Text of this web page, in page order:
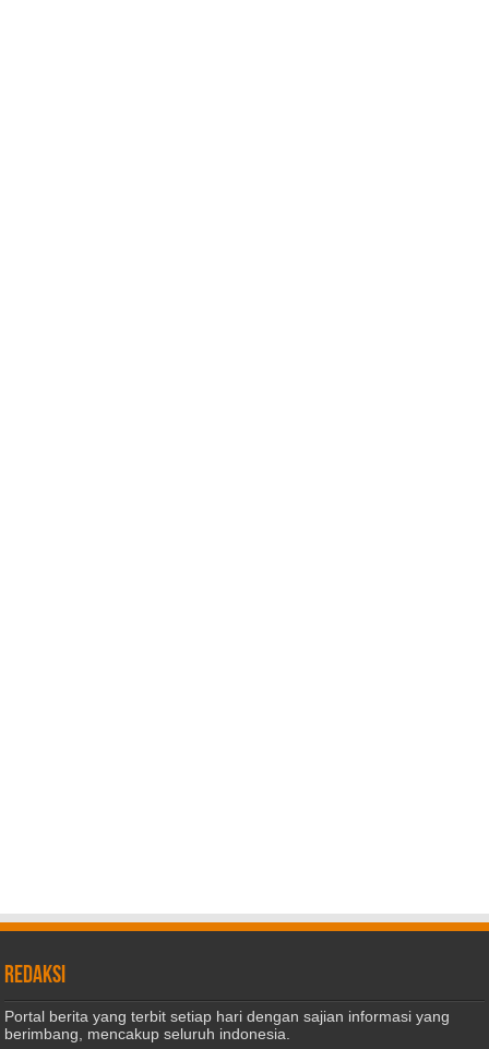
REDAKSI
Portal berita yang terbit setiap hari dengan sajian informasi yang
berimbang, mencakup seluruh indonesia.